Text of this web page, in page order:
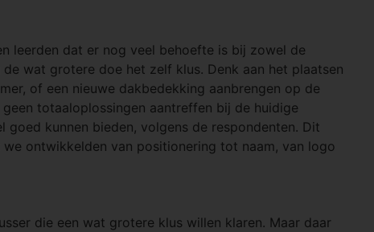
leerden dat er nog veel behoefte is bij zowel de
wat grotere doe het zelf klus. Denk aan het plaatsen
of een nieuwe dakbedekking aanbrengen op de
totaaloplossingen aantreffen bij de huidige
kunnen bieden, volgens de respondenten. Dit
ontwikkelden van positionering tot naam, van logo
die een wat grotere klus willen klaren. Maar daar